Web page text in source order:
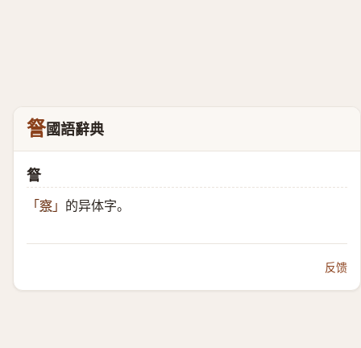
詧國語辭典
詧
「 察 」 的异体字。
反馈